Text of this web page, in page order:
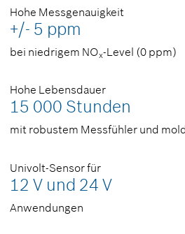
Hohe Messgenauigkeit
+/- 5 ppm
bei niedrigem NOx-Level (0 ppm)
Hohe Lebensdauer
15 000 Stunden
mit robustem Messfühler und
Univolt-Sensor für
12 V und 24 V
Anwendungen